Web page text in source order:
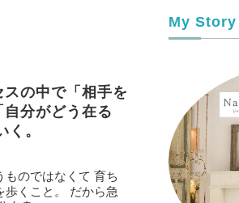
の中で「相手を
分がどう在る
。
ものではなくて 育ち
くこと。 だから急
My Story